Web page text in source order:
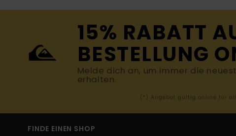
15% RABATT
BESTELLUNG
Melde dich an, um immer die
erhalten.
(*) Angebot gültig online für
FINDE EINEN SHOP